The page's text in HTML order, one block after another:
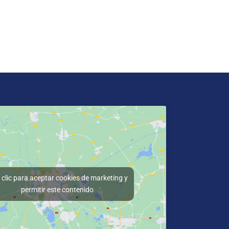
clic para aceptar cookies de marketing y
permitir este contenido